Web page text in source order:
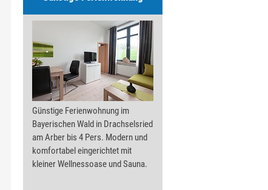
Günstige Ferienwohnung im
Bayerischen Wald in Drachselsried
am Arber bis 4 Pers. Modern und
komfortabel eingerichtet mit
kleiner Wellnessoase und Sauna.